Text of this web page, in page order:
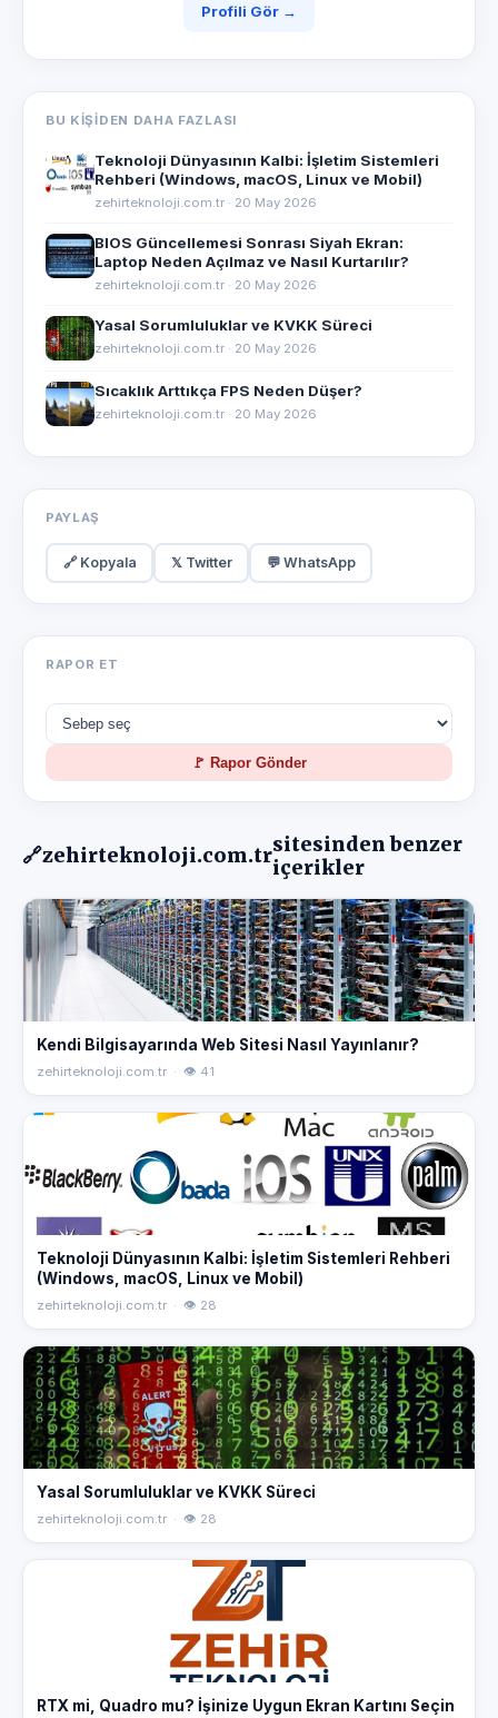
Profili Gör →
BU KIŞIDEN DAHA FAZLASI
Teknoloji Dünyasının Kalbi: İşletim Sistemleri
Rehberi (Windows, macOS, Linux ve Mobil)
zehirteknoloji.com.tr · 20 May 2026
BIOS Güncellemesi Sonrası Siyah Ekran:
Laptop Neden Açılmaz ve Nasıl Kurtarılır?
zehirteknoloji.com.tr · 20 May 2026
Yasal Sorumluluklar ve KVKK Süreci
zehirteknoloji.com.tr · 20 May 2026
Sıcaklık Arttıkça FPS Neden Düşer?
zehirteknoloji.com.tr · 20 May 2026
PAYLAŞ
🔗 Kopyala 𝕏 Twitter 💬 WhatsApp
RAPOR ET
🚩 Rapor Gönder
🔗zehirteknoloji.com.trsitesinden benzer
içerikler
Kendi Bilgisayarında Web Sitesi Nasıl Yayınlanır?
zehirteknoloji.com.tr · 👁 41
Teknoloji Dünyasının Kalbi: İşletim Sistemleri Rehberi
(Windows, macOS, Linux ve Mobil)
zehirteknoloji.com.tr · 👁 28
Yasal Sorumluluklar ve KVKK Süreci
zehirteknoloji.com.tr · 👁 28
RTX mi, Quadro mu? İşinize Uygun Ekran Kartını Seçin